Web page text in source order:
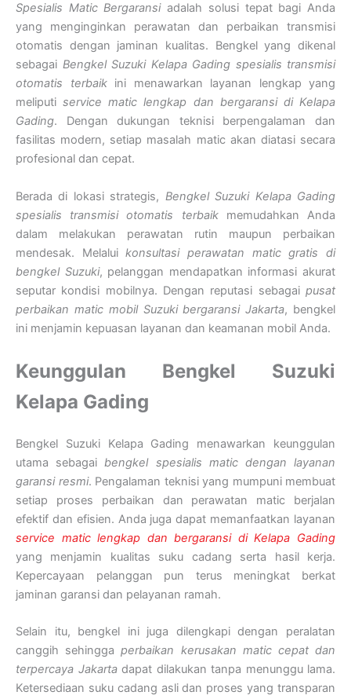
Spesialis Matic Bergaransiadalah solusi tepat bagi Anda
yang menginginkan perawatan dan perbaikan transmisi
otomatis dengan jaminan kualitas. Bengkel yang dikenal
sebagai Bengkel Suzuki Kelapa Gading spesialis transmisi
otomatis terbaikini menawarkan layanan lengkap yang
meliputiservice matic lengkap dan bergaransi di Kelapa
Gading. Dengan dukungan teknisi berpengalaman dan
fasilitas modern, setiap masalah matic akan diatasi secara
profesional dan cepat.
Berada di lokasi strategis, Bengkel Suzuki Kelapa Gading
spesialis transmisi otomatis terbaikmemudahkan Anda
dalam melakukan perawatan rutin maupun perbaikan
mendesak. Melaluikonsultasi perawatan matic gratis di
bengkel Suzuki, pelanggan mendapatkan informasi akurat
seputar kondisi mobilnya. Dengan reputasi sebagai pusat
perbaikan matic mobil Suzuki bergaransi Jakarta, bengkel
ini menjamin kepuasan layanan dan keamanan mobil Anda.
Keunggulan Bengkel Suzuki
Kelapa Gading
Bengkel Suzuki Kelapa Gading menawarkan keunggulan
utama sebagaibengkel spesialis matic dengan layanan
garansi resmi. Pengalaman teknisi yang mumpuni membuat
setiap proses perbaikan dan perawatan matic berjalan
efektif dan efisien. Anda juga dapat memanfaatkan layanan
service matic lengkap dan bergaransi di Kelapa Gading
yang menjamin kualitas suku cadang serta hasil kerja.
Kepercayaan pelanggan pun terus meningkat berkat
jaminan garansi dan pelayanan ramah.
Selain itu, bengkel ini juga dilengkapi dengan peralatan
canggih sehinggaperbaikan kerusakan matic cepat dan
terpercaya Jakartadapat dilakukan tanpa menunggu lama.
Ketersediaan suku cadang asli dan proses yang transparan